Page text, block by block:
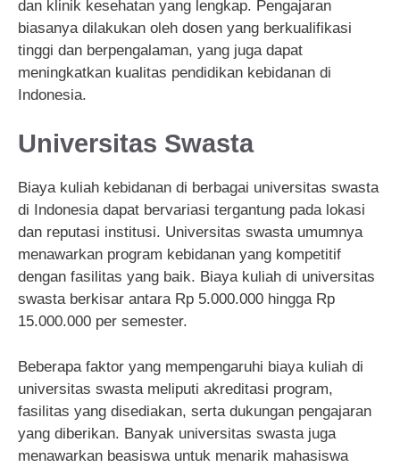
dan klinik kesehatan yang lengkap. Pengajaran
biasanya dilakukan oleh dosen yang berkualifikasi
tinggi dan berpengalaman, yang juga dapat
meningkatkan kualitas pendidikan kebidanan di
Indonesia.
Universitas Swasta
Biaya kuliah kebidanan di berbagai universitas swasta
di Indonesia dapat bervariasi tergantung pada lokasi
dan reputasi institusi. Universitas swasta umumnya
menawarkan program kebidanan yang kompetitif
dengan fasilitas yang baik. Biaya kuliah di universitas
swasta berkisar antara Rp 5.000.000 hingga Rp
15.000.000 per semester.
Beberapa faktor yang mempengaruhi biaya kuliah di
universitas swasta meliputi akreditasi program,
fasilitas yang disediakan, serta dukungan pengajaran
yang diberikan. Banyak universitas swasta juga
menawarkan beasiswa untuk menarik mahasiswa